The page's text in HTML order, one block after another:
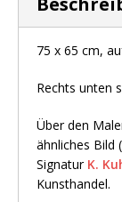
75 x 65 cm,
Rechts unten
Über den
ähnliches Bild
Signatur K.
Kunsthandel.